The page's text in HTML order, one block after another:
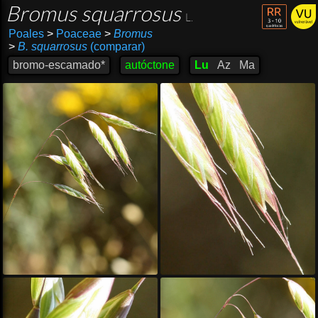
Bromus squarrosus
Poales >Poaceae > Bromus
> B. squarrosus(comparar)
bromo-escamado*
autóctone Lu Az Ma